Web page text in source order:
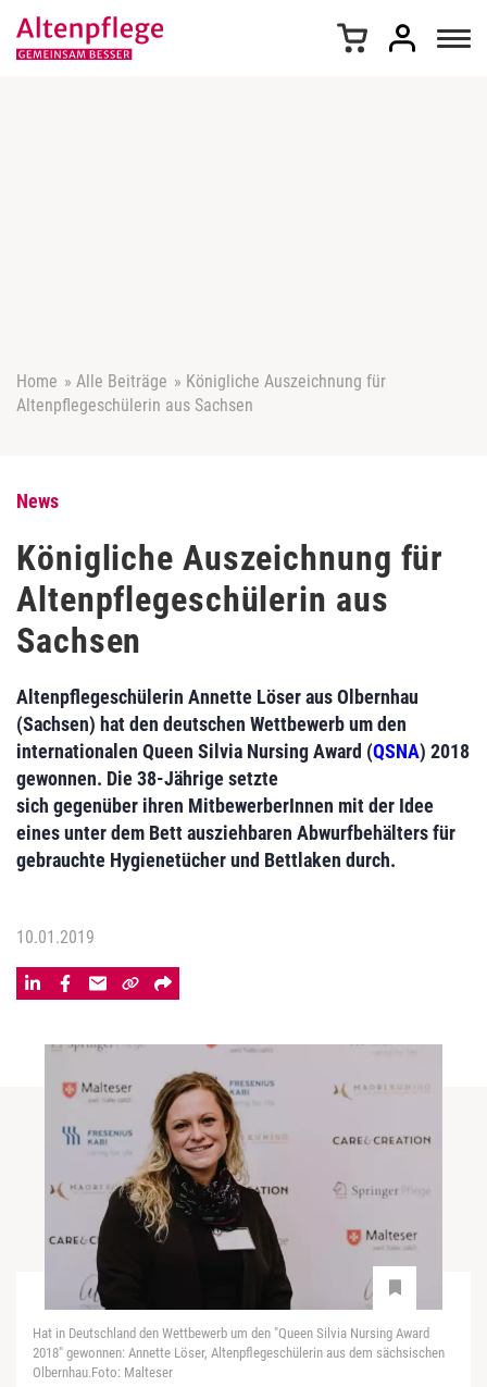
Home » Alle Beiträge » Königliche Auszeichnung für
Altenpflegeschülerin aus Sachsen
News
Königliche Auszeichnung für
Altenpflegeschülerin aus
Sachsen
Altenpflegeschülerin Annette Löser aus Olbernhau
(Sachsen) hat den deutschen Wettbewerb um den
internationalen Queen Silvia Nursing Award (QSNA) 2018
gewonnen. Die 38-Jährige setzte
sich gegenüber ihren MitbewerberInnen mit der Idee
eines unter dem Bett ausziehbaren Abwurfbehälters für
gebrauchte Hygienetücher und Bettlaken durch.
10.01.2019
Hat in Deutschland den Wettbewerb um den "Queen Silvia Nursing Award
2018" gewonnen: Annette Löser, Altenpflegeschülerin aus dem sächsischen
Olbernhau.Foto: Malteser